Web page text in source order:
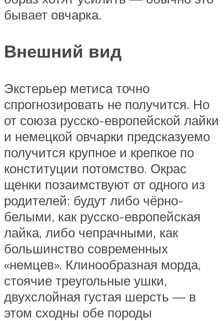
бывает овчарка.
Внешний вид
Экстерьер метиса точно
спрогнозировать не получится. Но
от союза русско-европейской лайки
и немецкой овчарки предсказуемо
получится крупное и крепкое по
конституции потомство. Окрас
щенки позаимствуют от одного из
родителей: будут либо чёрно-
белыми, как русско-европейская
лайка, либо чепрачными, как
большинство современных
«немцев». Клинообразная морда,
стоячие треугольные ушки,
двухслойная густая шерсть — в
этом сходны обе породы